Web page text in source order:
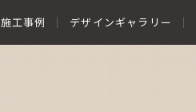
施工事例 デザインギャラリー